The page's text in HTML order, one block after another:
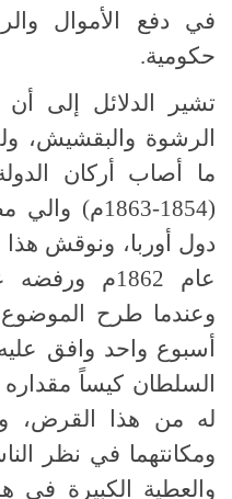
في دفع الأموال
حكومية.
تشير الدلائل إلى
الرشوة والبقشيش،
ما أصاب أركان
(1854-
دول أوربا، ونوقش
عام 1862م ورفضه عالي باشا
وعندما طرح
أسبوع واحد وافق
السلطان كيساً
له من هذا القرض،
ومكانتهما في نظر
والعطية الكبيرة في